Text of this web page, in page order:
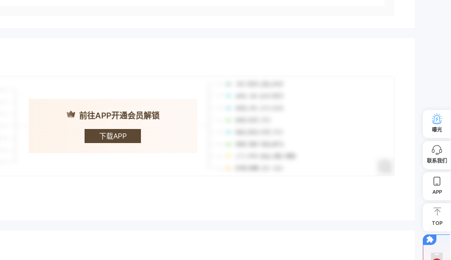
前往APP开通会员解锁
下载APP
ACI CAPITAL
GROUP
曝光
联系我们
APP
TOP